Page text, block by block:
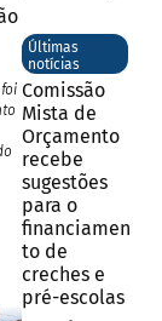
Últimas
notícias
Comissão
Mista de
Orçamento
recebe
sugestões
para o
financiamen
to de
creches e
pré-escolas